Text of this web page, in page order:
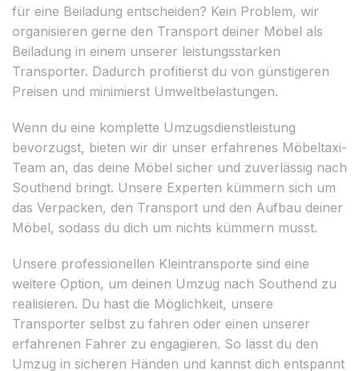
für eine Beiladung entscheiden? Kein Problem, wir
organisieren gerne den Transport deiner Möbel als
Beiladung in einem unserer leistungsstarken
Transporter. Dadurch profitierst du von günstigeren
Preisen und minimierst Umweltbelastungen.
Wenn du eine komplette Umzugsdienstleistung
bevorzugst, bieten wir dir unser erfahrenes Möbeltaxi-
Team an, das deine Möbel sicher und zuverlässig nach
Southend bringt. Unsere Experten kümmern sich um
das Verpacken, den Transport und den Aufbau deiner
Möbel, sodass du dich um nichts kümmern musst.
Unsere professionellen Kleintransporte sind eine
weitere Option, um deinen Umzug nach Southend zu
realisieren. Du hast die Möglichkeit, unsere
Transporter selbst zu fahren oder einen unserer
erfahrenen Fahrer zu engagieren. So lässt du den
Umzug in sicheren Händen und kannst dich entspannt